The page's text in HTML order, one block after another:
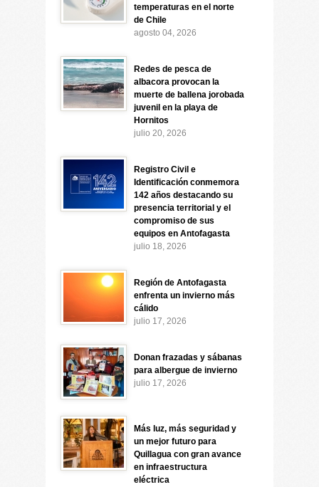
temperaturas en el norte
de Chile
agosto 04, 2026
Redes de pesca de
albacora provocan la
muerte de ballena jorobada
juvenil en la playa de
Hornitos
julio 20, 2026
Registro Civil e
Identificación conmemora
142 años destacando su
presencia territorial y el
compromiso de sus
equipos en Antofagasta
julio 18, 2026
Región de Antofagasta
enfrenta un invierno más
cálido
julio 17, 2026
Donan frazadas y sábanas
para albergue de invierno
julio 17, 2026
Más luz, más seguridad y
un mejor futuro para
Quillagua con gran avance
en infraestructura
eléctrica